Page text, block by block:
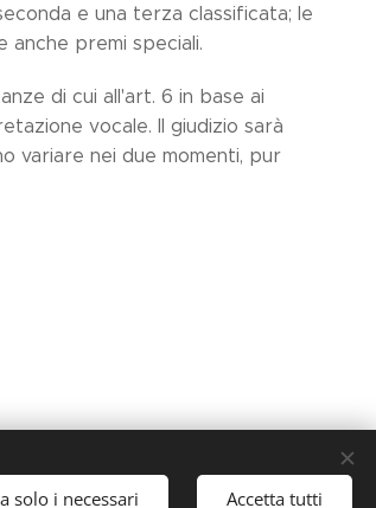
e una terza classificata; le
premi speciali.
di cui all'art. 6 in base ai
vocale. Il giudizio sarà
variare nei due momenti, pur
solo i necessari Accetta tutti